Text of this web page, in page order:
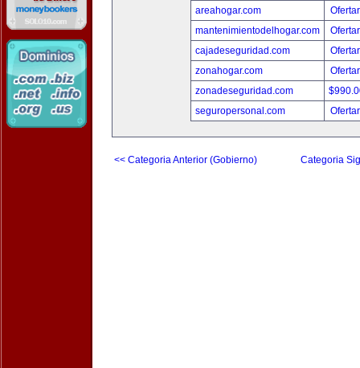
areahogar.com
mantenimientodelhogar.com
cajadeseguridad.com
zonahogar.com
zonadeseguridad.com
seguropersonal.com
<< Categoria Anterior (Gobierno) Categoria